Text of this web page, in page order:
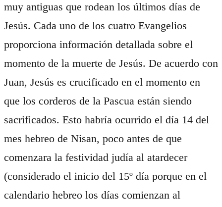
muy antiguas que rodean los últimos días de
Jesús. Cada uno de los cuatro Evangelios
proporciona información detallada sobre el
momento de la muerte de Jesús. De acuerdo con
Juan, Jesús es crucificado en el momento en
que los corderos de la Pascua están siendo
sacrificados. Esto habría ocurrido el día 14 del
mes hebreo de Nisan, poco antes de que
comenzara la festividad judía al atardecer
(considerado el inicio del 15º día porque en el
calendario hebreo los días comienzan al